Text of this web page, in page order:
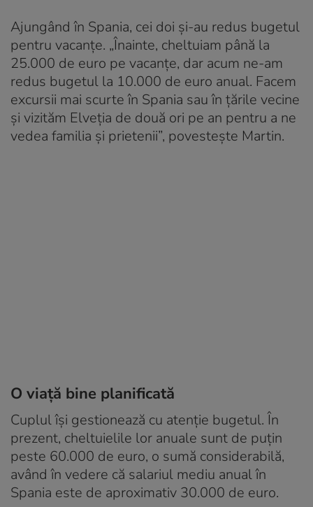
Ajungând în Spania, cei doi și-au redus bugetul
pentru vacanțe. „Înainte, cheltuiam până la
25.000 de euro pe vacanțe, dar acum ne-am
redus bugetul la 10.000 de euro anual. Facem
excursii mai scurte în Spania sau în țările vecine
și vizităm Elveția de două ori pe an pentru a ne
vedea familia și prietenii”, povestește Martin.
O viață bine planificată
Cuplul își gestionează cu atenție bugetul. În
prezent, cheltuielile lor anuale sunt de puțin
peste 60.000 de euro, o sumă considerabilă,
având în vedere că salariul mediu anual în
Spania este de aproximativ 30.000 de euro.